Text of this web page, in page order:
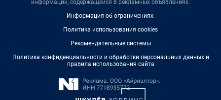
информации, содержащейся в рекламных объявлениях.
Информация об ограничениях.
Политика использования cookies
Рекомендательные системы
Политика конфиденциальности и обработки персональных данных и
правила использования сайта